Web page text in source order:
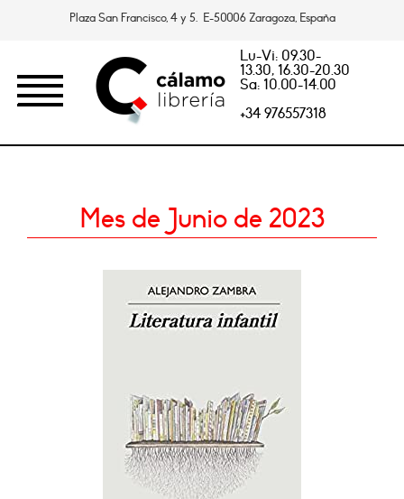
Plaza San Francisco, 4 y 5. E-50006 Zaragoza, España
Lu-Vi: 09.30-
13.30, 16.30-20.30
Sa: 10.00-14.00
+34 976557318
Mes de Junio de 2023